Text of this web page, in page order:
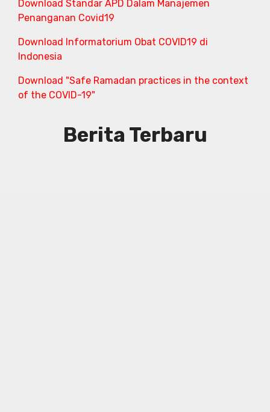
Download Standar APD Dalam Manajemen
Penanganan Covid19
Download Informatorium Obat COVID19 di
Indonesia
Download "Safe Ramadan practices in the context
of the COVID-19"
Berita Terbaru